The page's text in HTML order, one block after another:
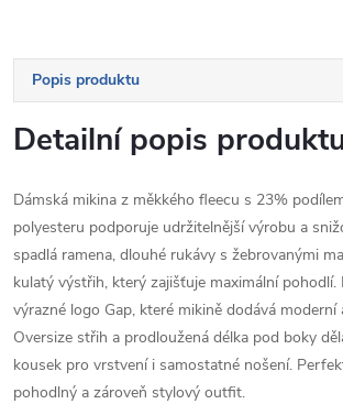
Popis produktu
Detailní popis
Dámská mikina z měkkého fleecu s 23%
polyesteru podporuje udržitelnější výrobu a
spadlá ramena, dlouhé rukávy s žebrovanými
kulatý výstřih, který zajišťuje maximální pohodlí.
výrazné logo Gap, které mikině dodává moderní
Oversize střih a prodloužená délka pod boky
kousek pro vrstvení i samostatné nošení.
pohodlný a zároveň stylový outfit.